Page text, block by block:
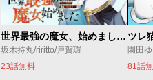
世界最強の魔女、始めました ～私だけ『攻略サイト』を見れる世界で自由に生きます～
坂木持丸/riritto/戸賀環
23話無料
ツレ
園田ゆ
81話